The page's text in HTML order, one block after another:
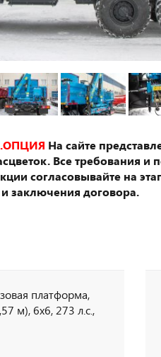
На сайте
Все требования и
согласовывайте на
заключения договора.
платформа,
м), 6х6, 273 л.с.,